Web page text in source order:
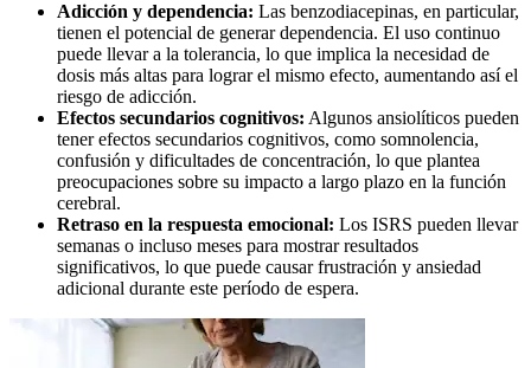
Adicción y dependencia: Las benzodiacepinas, en particular,
tienen el potencial de generar dependencia. El uso continuo
puede llevar a la tolerancia, lo que implica la necesidad de
dosis más altas para lograr el mismo efecto, aumentando así el
riesgo de adicción.
Efectos secundarios cognitivos: Algunos ansiolíticos pueden
tener efectos secundarios cognitivos, como somnolencia,
confusión y dificultades de concentración, lo que plantea
preocupaciones sobre su impacto a largo plazo en la función
cerebral.
Retraso en la respuesta emocional: Los ISRS pueden llevar
semanas o incluso meses para mostrar resultados
significativos, lo que puede causar frustración y ansiedad
adicional durante este período de espera.